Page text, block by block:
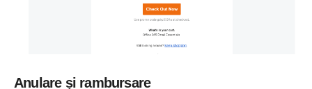
Anulare și rambursare